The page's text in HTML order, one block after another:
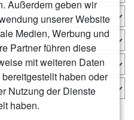
Außerdem geben wir
unserer Website
Medien, Werbung und
Partner führen diese
mit weiteren Daten
haben oder
Nutzung der Dienste
haben.
über diese
für seine
Geirangerfjord und den
gehören. Die
Felswände und tiefen
zu einem einzigartigen